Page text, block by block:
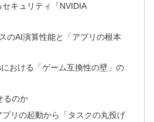
キュリティ「NVIDIA
のAI演算性能と「アプリの根本
おける「ゲーム互換性の壁」の
るのか
リの起動から「タスクの丸投げ